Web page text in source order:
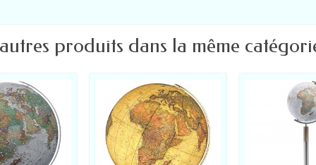
produits dans la même